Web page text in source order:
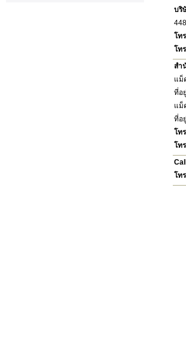
บริ
โท
โท
สำ
แม็
ที่อ
แม็
ที่อ
โท
โท
โท